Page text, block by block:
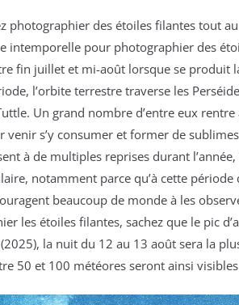
photographier des étoiles filantes tout au
intemporelle pour photographier des
fin juillet et mi-août lorsque se produit
l’orbite terrestre traverse les
Un grand nombre d’entre eux
venir s’y consumer et former de
à de multiples reprises durant
notamment parce qu’à cette période
beaucoup de monde à les
les étoiles filantes, sachez que le pic
la nuit du 12 au 13 août sera la
50 et 100 météores seront ainsi